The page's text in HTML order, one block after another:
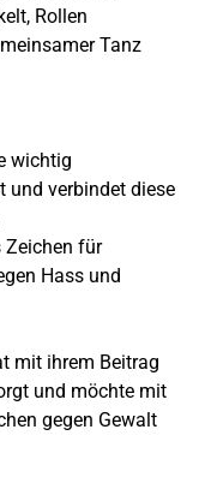
Rollen
Tanz
wichtig
verbindet diese
Zeichen für
Hass und
mit ihrem Beitrag
und möchte mit
gegen Gewalt